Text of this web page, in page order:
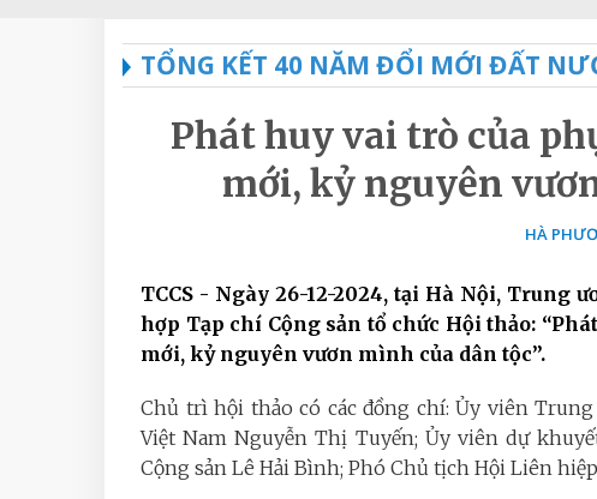
TỔNG KẾT 40 NĂM ĐỔI MỚI ĐẤT
Phát huy vai trò của
mới, kỷ nguyên
HÀ
TCCS - Ngày 26-12-2024, tại Hà Nội, Trung
hợp Tạp chí Cộng sản tổ chức Hội thảo:
mới, kỷ nguyên vươn mình của dân tộc”.
Chủ trì hội thảo có các đồng chí: Ủy viên
Việt Nam Nguyễn Thị Tuyến; Ủy viên dự
Cộng sản Lê Hải Bình; Phó Chủ tịch Hội Liên